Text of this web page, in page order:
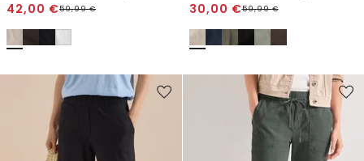
42,00 €59,99€
30,00 €59,99€